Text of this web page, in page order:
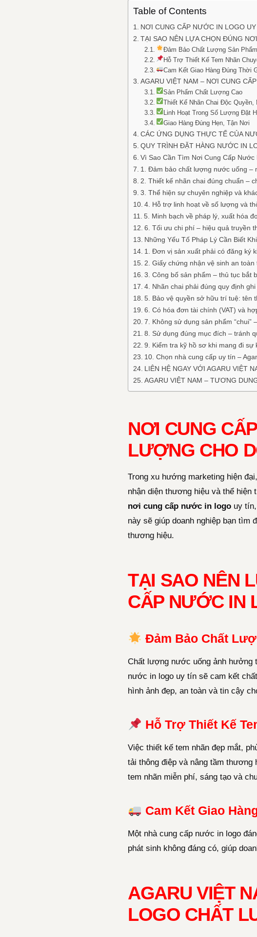
Table of Contents
NƠI CUNG CẤP NƯỚC IN LOGO
TẠI SAO NÊN LỰA CHỌN ĐÚNG
Đảm Bảo Chất Lượng Sản Phẩm
Hỗ Trợ Thiết Kế Tem Nhãn
Cam Kết Giao Hàng Đúng Thời
AGARU VIỆT NAM – NƠI CUNG
Sản Phẩm Chất Lượng Cao
Thiết Kế Nhãn Chai Độc Quyền,
Linh Hoạt Trong Số Lượng Đặt
Giao Hàng Đúng Hẹn, Tận Nơi
CÁC ỨNG DỤNG THỰC TẾ CỦA
QUY TRÌNH ĐẶT HÀNG NƯỚC IN
Vì Sao Cần Tìm Nơi Cung Cấp
1. Đảm bảo chất lượng nước uống –
2. Thiết kế nhãn chai đúng chuẩn –
3. Thể hiện sự chuyên nghiệp và
4. Hỗ trợ linh hoạt về số lượng và
5. Minh bạch về pháp lý, xuất hóa
6. Tối ưu chi phí – hiệu quả truyền
Những Yếu Tố Pháp Lý Cần Biết
1. Đơn vị sản xuất phải có đăng ký
2. Giấy chứng nhận vệ sinh an toàn
3. Công bố sản phẩm – thủ tục bắt
4. Nhãn chai phải đúng quy định
5. Bảo vệ quyền sở hữu trí tuệ: tên
6. Có hóa đơn tài chính (VAT) và
7. Không sử dụng sản phẩm “chui”
8. Sử dụng đúng mục đích – tránh
9. Kiểm tra kỹ hồ sơ khi mang đi sự
10. Chọn nhà cung cấp uy tín –
LIÊN HỆ NGAY VỚI AGARU VIỆT
AGARU VIỆT NAM – TƯƠNG
NƠI CUNG
LƯỢNG CHO
Trong xu hướng marketing hiện
nhận diện thương hiệu và thể
nơi cung cấp nước in logo uy
này sẽ giúp doanh nghiệp bạn tìm
thương hiệu.
TẠI SAO NÊN
CẤP NƯỚC IN
Đảm Bảo Chất
Chất lượng nước uống ảnh hưởng
nước in logo uy tín sẽ cam kết
hình ảnh đẹp, an toàn và tin cậy
Hỗ Trợ Thiết Kế
Việc thiết kế tem nhãn đẹp mắt,
tải thông điệp và nâng tầm
tem nhãn miễn phí, sáng tạo và
Cam Kết Giao
Một nhà cung cấp nước in logo
phát sinh không đáng có, giúp
AGARU VIỆT
LOGO CHẤT